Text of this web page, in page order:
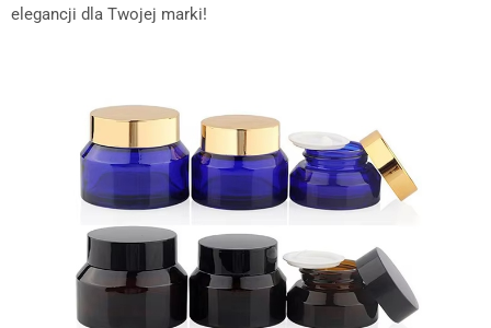
elegancji dla Twojej marki!